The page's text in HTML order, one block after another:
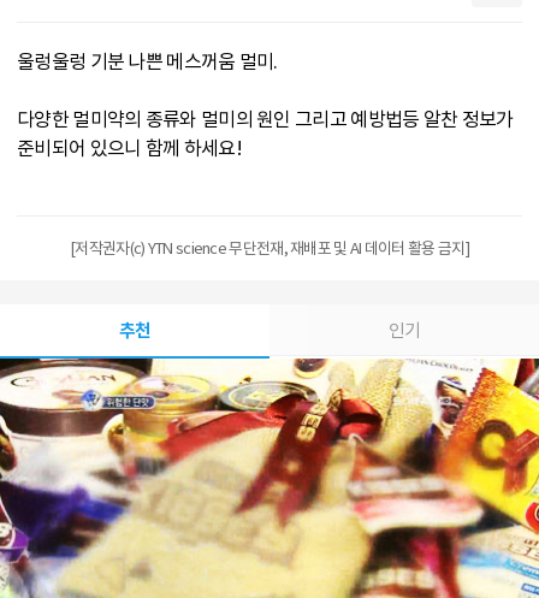
울렁울렁 기분 나쁜 메스꺼움 멀미.
다양한 멀미약의 종류와 멀미의 원인 그리고 예방법등 알찬 정보가
준비되어 있으니 함께 하세요!
[저작권자(c) YTN science 무단전재, 재배포 및 AI 데이터 활용 금지]
추천 인기